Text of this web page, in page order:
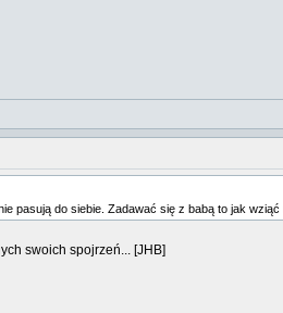
pasują do siebie. Zadawać się z babą to jak
swoich spojrzeń... [JHB]